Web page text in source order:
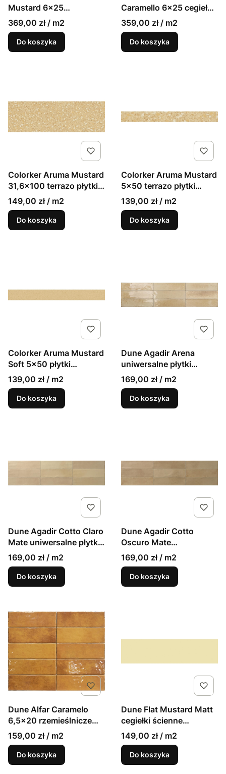
Mustard 6x25
musztardowe cegiełki
połysk
369,00 zł / m2
Do koszyka
Caramello 6x25 cegiełki
karmelowe w połysku
359,00 zł / m2
Do koszyka
Colorker Aruma Mustard
31,6x100 terrazo płytki
ścienne lastryko
musztardowe
149,00 zł / m2
Do koszyka
Colorker Aruma Mustard
5x50 terrazo płytki
gresowe lastryko
musztardowe
139,00 zł / m2
Do koszyka
Colorker Aruma Mustard
Soft 5x50 płytki
gresowe musztardowe
139,00 zł / m2
Do koszyka
Dune Agadir Arena
uniwersalne płytki
cegiełki 7x28 połysk
169,00 zł / m2
Do koszyka
Dune Agadir Cotto Claro
Mate uniwersalne płytki
cegiełki 7x28 mat
169,00 zł / m2
Do koszyka
Dune Agadir Cotto
Oscuro Mate
uniwersalne płytki
cegiełki 7x28 mat
169,00 zł / m2
Do koszyka
Dune Alfar Caramelo
6,5x20 rzemieślnicze
cegiełki ścienne
159,00 zł / m2
Do koszyka
Dune Flat Mustard Matt
cegiełki ścienne
7,5x30cm matowe
149,00 zł / m2
Do koszyka